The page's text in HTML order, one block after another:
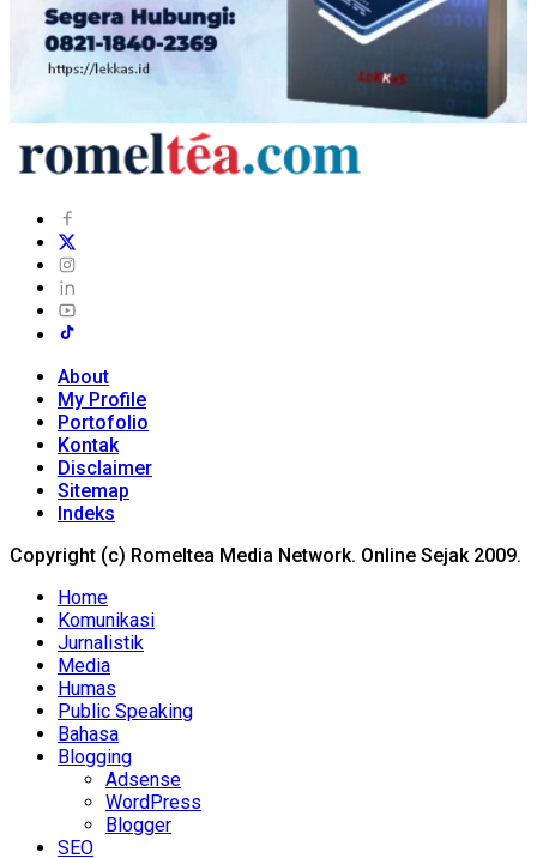
About
My Profile
Portofolio
Kontak
Disclaimer
Sitemap
Indeks
Copyright (c) Romeltea Media Network. Online Sejak 2009.
Home
Komunikasi
Jurnalistik
Media
Humas
Public Speaking
Bahasa
Blogging
Adsense
WordPress
Blogger
SEO